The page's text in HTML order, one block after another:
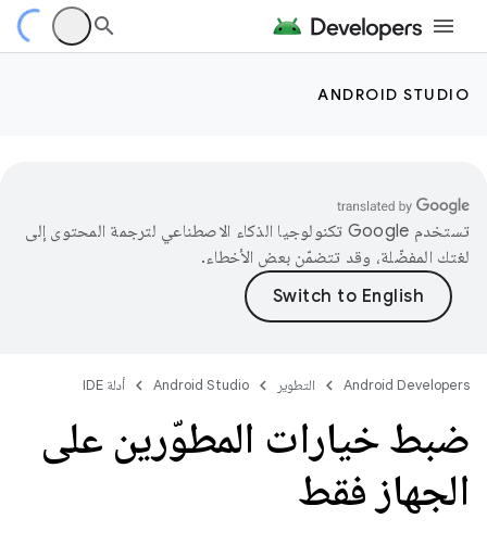
ANDROID STUDIO
تستخدم Google تكنولوجيا الذكاء الاصطناعي لترجمة المحتوى إلى
لغتك المفضّلة، وقد تتضمّن بعض الأخطاء.
Android Developers التطوير Android Studio أدلة IDE
ضبط خيارات المطوّرين على
الجهاز فقط